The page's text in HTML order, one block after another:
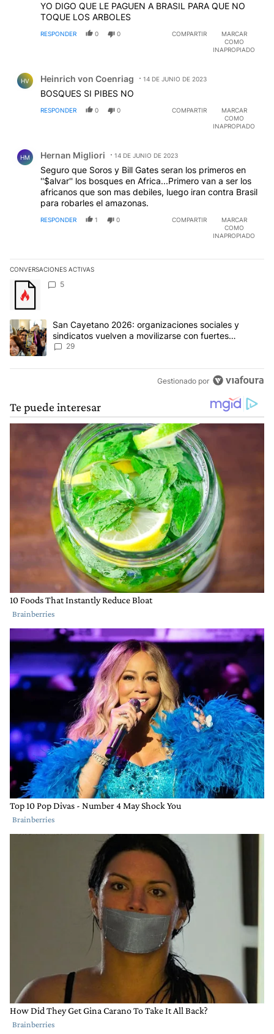
YO DIGO QUE LE PAGUEN A BRASIL PARA QUE NO
TOQUE LOS ARBOLES
RESPONDER 0 0 COMPARTIR
MARCAR
COMO
INAPROPIADO
HV Heinrich von Coenriag 14 DE JUNIO DE 2023
BOSQUES SI PIBES NO
RESPONDER 0 0 COMPARTIR
MARCAR
COMO
INAPROPIADO
HM Hernan Migliori 14 DE JUNIO DE 2023
Seguro que Soros y Bill Gates seran los primeros en
''$alvar'' los bosques en Africa...Primero van a ser los
africanos que son mas debiles, luego iran contra Brasil
para robarles el amazonas.
RESPONDER 1 0 COMPARTIR
MARCAR
COMO
INAPROPIADO
CONVERSACIONES ACTIVAS
Este listado muestra los artículos con más comentarios en los
Un artículo de tendencia con el título "" con 5 comentarios.
5
Un artículo de tendencia con el título "San Cayetano 2026:
San Cayetano 2026: organizaciones sociales y
sindicatos vuelven a movilizarse con fuertes
reclamos al Gobierno
29
Gestionado por